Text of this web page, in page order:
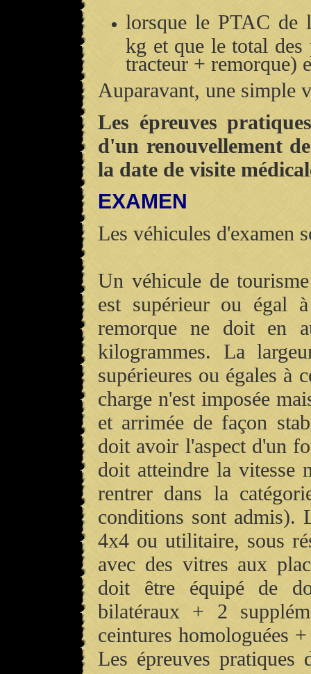
lorsque le PTAC de
kg et que le total des
tracteur + remorque)
Auparavant, une simple
Les épreuves
d'un renouvellement
la date de visite
EXAMEN
Les véhicules d'examen
Un véhicule de
est supérieur ou égal
remorque ne doit en
kilogrammes. La
supérieures ou égales à
charge n'est imposée
et arrimée de façon
doit avoir l'aspect d'un
doit atteindre la vitesse
rentrer dans la
conditions sont admis).
4x4 ou utilitaire, sous
avec des vitres aux
doit être équipé de
bilatéraux + 2
ceintures homologuées
Les épreuves